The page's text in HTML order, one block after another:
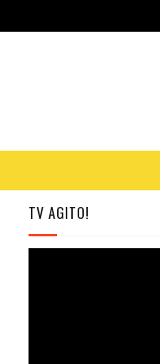
TV AGITO!